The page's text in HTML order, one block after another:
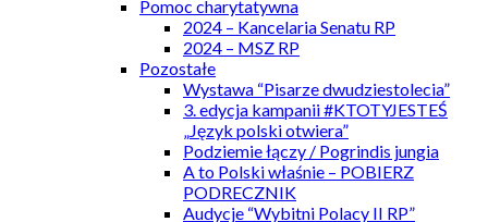
Pomoc charytatywna
2024 – Kancelaria Senatu RP
2024 – MSZ RP
Pozostałe
Wystawa “Pisarze dwudziestolecia”
3. edycja kampanii #KTOTYJESTEŚ
„Język polski otwiera”
Podziemie łączy / Pogrindis jungia
A to Polski właśnie – POBIERZ
PODRECZNIK
Audycje “Wybitni Polacy II RP”